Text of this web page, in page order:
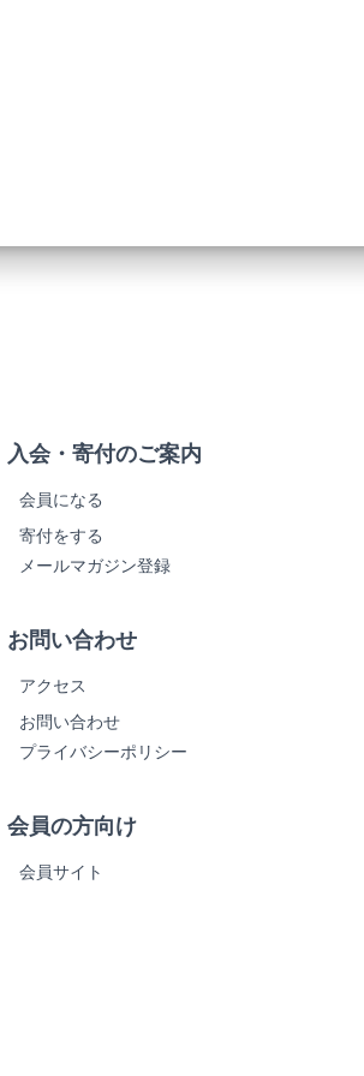
入会・寄付のご案内
会員になる
寄付をする
メールマガジン登録
お問い合わせ
アクセス
お問い合わせ
プライバシーポリシー
会員の方向け
会員サイト